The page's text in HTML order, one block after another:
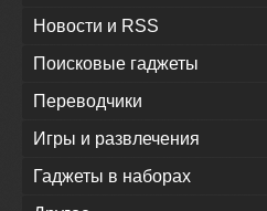
Новости и RSS
Поисковые гаджеты
Переводчики
Игры и развлечения
Гаджеты в наборах